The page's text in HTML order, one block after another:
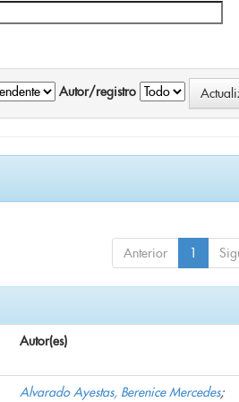
Autor/registro
Anterior 1
Autor(es)
Alvarado Ayestas, Berenice Mercedes;